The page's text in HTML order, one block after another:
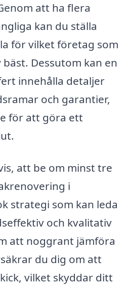
att ha flera
kan du ställa
för vilket företag som
Dessutom kan en
innehålla detaljer
och garantier,
för att göra ett
att be om minst tre
i
strategi som kan leda
och kvalitativ
att noggrant jämföra
du dig om att
vilket skyddar ditt